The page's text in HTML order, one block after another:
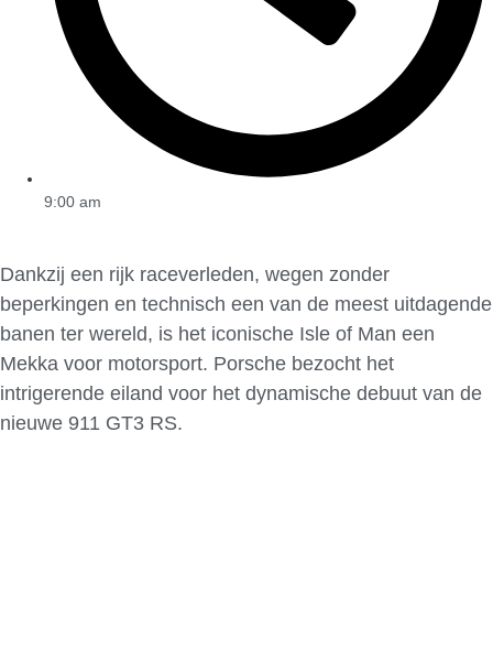
9:00 am
Dankzij een rijk raceverleden, wegen zonder
beperkingen en technisch een van de meest uitdagende
banen ter wereld, is het iconische Isle of Man een
Mekka voor motorsport. Porsche bezocht het
intrigerende eiland voor het dynamische debuut van de
nieuwe 911 GT3 RS.